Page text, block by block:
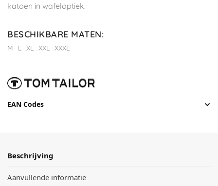
katoen in wafeloptiek.
BESCHIKBARE MATEN:
M L XL XXL XXXL
EAN Codes
Beschrijving
Aanvullende informatie